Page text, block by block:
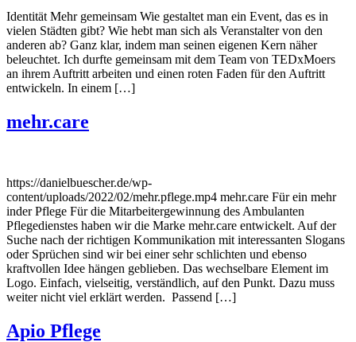
Identität Mehr gemeinsam Wie gestaltet man ein Event, das es in
vielen Städten gibt? Wie hebt man sich als Veranstalter von den
anderen ab? Ganz klar, indem man seinen eigenen Kern näher
beleuchtet. Ich durfte gemeinsam mit dem Team von TEDxMoers
an ihrem Auftritt arbeiten und einen roten Faden für den Auftritt
entwickeln. In einem […]
mehr.care
https://danielbuescher.de/wp-
content/uploads/2022/02/mehr.pflege.mp4 mehr.care Für ein mehr
inder Pflege Für die Mitarbeitergewinnung des Ambulanten
Pflegedienstes haben wir die Marke mehr.care entwickelt. Auf der
Suche nach der richtigen Kommunikation mit interessanten Slogans
oder Sprüchen sind wir bei einer sehr schlichten und ebenso
kraftvollen Idee hängen geblieben. Das wechselbare Element im
Logo. Einfach, vielseitig, verständlich, auf den Punkt. Dazu muss
weiter nicht viel erklärt werden. Passend […]
Apio Pflege